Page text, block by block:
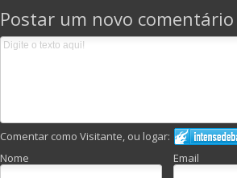
Postar um novo comentário
Comentar como Visitante, ou logar:
Nome Email